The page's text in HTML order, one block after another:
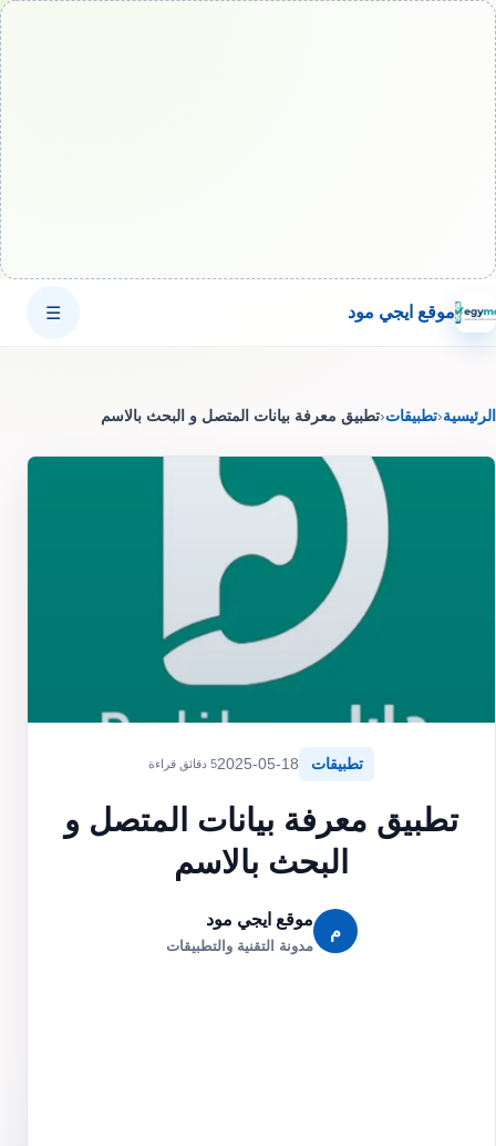
موقع ايجي مود ☰
الرئيسية‹تطبيقات‹تطبيق معرفة بيانات المتصل و البحث بالاسم
تطبيقات 2025-05-185 دقائق قراءة
تطبيق معرفة بيانات المتصل و
البحث بالاسم
م
موقع ايجي مود
مدونة التقنية والتطبيقات